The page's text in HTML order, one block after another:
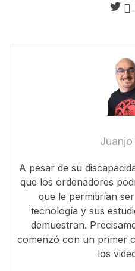
A pesar de su
que los ordenadores
que le permitirían
tecnología y sus
demuestran.
comenzó con un primer
los